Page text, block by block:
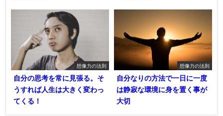
想像力の法則
自分の思考を常に見張る。そ
うすれば人生は大きく変わっ
てくる！
想像力の法則
自分なりの方法で一日に一度
は静寂な環境に身を置く事が
大切